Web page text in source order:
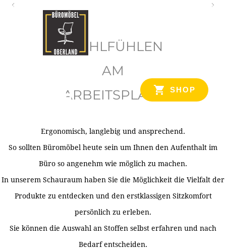
SHOP
WOHLFÜHLEN
AM
ARBEITSPLATZ
Ergonomisch, langlebig und ansprechend.
So sollten Büromöbel heute sein um Ihnen den Aufenthalt im
Büro so angenehm wie möglich zu machen.
In unserem Schauraum haben Sie die Möglichkeit die Vielfalt der
Produkte zu entdecken und den erstklassigen Sitzkomfort
persönlich zu erleben.
Sie können die Auswahl an Stoffen selbst erfahren und nach
Bedarf entscheiden.